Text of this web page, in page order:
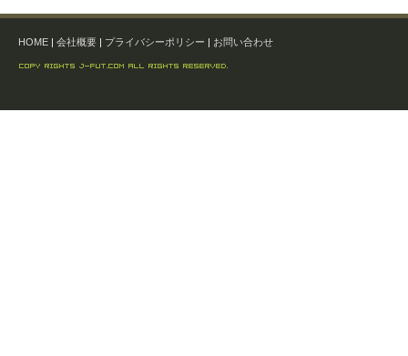
HOME | 会社概要 | プライバシーポリシー | お問い合わせ